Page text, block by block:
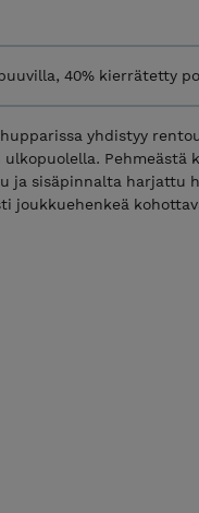
40% kierrätetty
yhdistyy
Pehmeästä
ja sisäpinnalta harjattu
joukkuehenkeä